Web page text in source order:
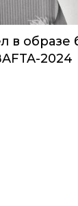
в образе
2024